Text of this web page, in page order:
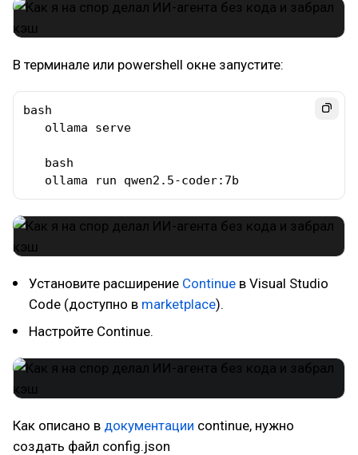
В терминале или powershell окне запустите:
bash
   ollama serve
   bash
   ollama run qwen2.5-coder:7b
Установите расширение Continue в Visual Studio
Code (доступно в marketplace).
Настройте Continue.
Как описано в документации continue, нужно
создать файл config.json